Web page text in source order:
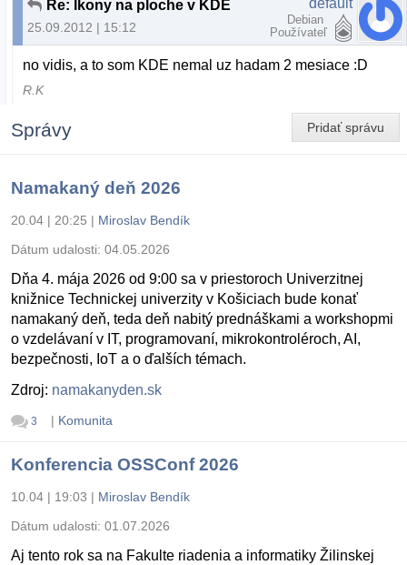
Re: Ikony na ploche v KDE
25.09.2012 | 15:12
default
Debian
Používateľ
no vidis, a to som KDE nemal uz hadam 2 mesiace :D
R.K
Pridať správu
Správy
Namakaný deň 2026
20.04 | 20:25 | Miroslav Bendík
Dátum udalosti: 04.05.2026
Dňa 4. mája 2026 od 9:00 sa v priestoroch Univerzitnej
knižnice Technickej univerzity v Košiciach bude konať
namakaný deň, teda deň nabitý prednáškami a workshopmi
o vzdelávaní v IT, programovaní, mikrokontroléroch, AI,
bezpečnosti, IoT a o ďalších témach.
Zdroj: namakanyden.sk
3 | Komunita
Konferencia OSSConf 2026
10.04 | 19:03 | Miroslav Bendík
Dátum udalosti: 01.07.2026
Aj tento rok sa na Fakulte riadenia a informatiky Žilinskej